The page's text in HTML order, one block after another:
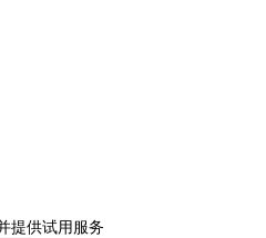
提供试用服务